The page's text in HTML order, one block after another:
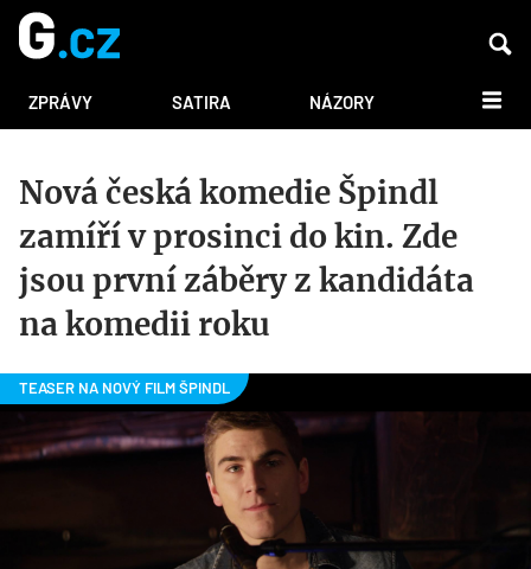
ZPRÁVY SATIRA NÁZORY DALŠÍ
Nová česká komedie Špindl
zamíří v prosinci do kin. Zde
jsou první záběry z kandidáta
na komedii roku